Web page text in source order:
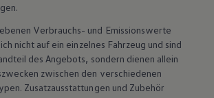
Verbrauchs- und Emissionswerte
nicht auf ein einzelnes Fahrzeug und sind
des Angebots, sondern dienen allein
zwischen den verschiedenen
Zusatzausstattungen und Zubehör